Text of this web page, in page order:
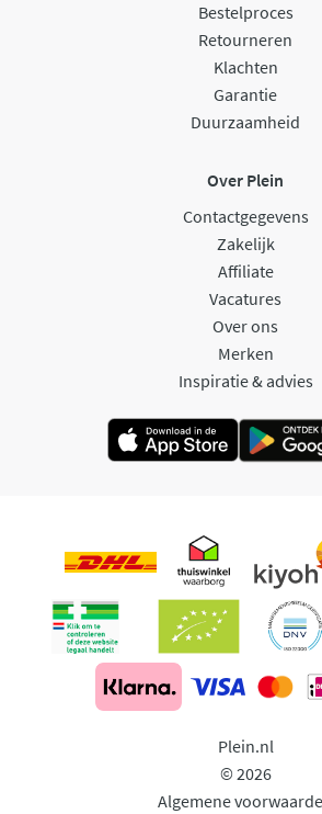
Bestelproces
Retourneren
Klachten
Garantie
Duurzaamheid
Over Plein
Contactgegevens
Zakelijk
Affiliate
Vacatures
Over ons
Merken
Inspiratie & advies
Plein.nl
© 2026
Algemene